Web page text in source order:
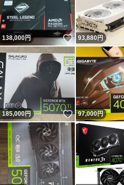
138,000円 いいね！
93,880円
185,000円 いいね！
97,000円